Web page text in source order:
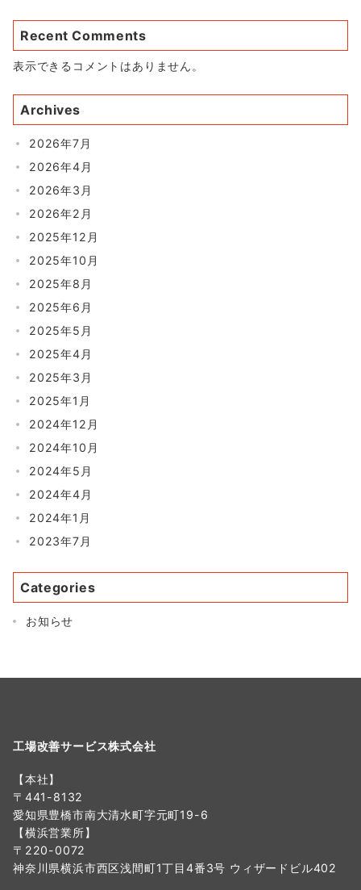
Recent Comments
表示できるコメントはありません。
Archives
2026年7月
2026年4月
2026年3月
2026年2月
2025年12月
2025年10月
2025年8月
2025年6月
2025年5月
2025年4月
2025年3月
2025年1月
2024年12月
2024年10月
2024年5月
2024年4月
2024年1月
2023年7月
Categories
お知らせ
工場改善サービス株式会社
【本社】
〒441-8132
愛知県豊橋市南大清水町字元町19-6
【横浜営業所】
〒220-0072
神奈川県横浜市西区浅間町1丁目4番3号 ウィザードビル402